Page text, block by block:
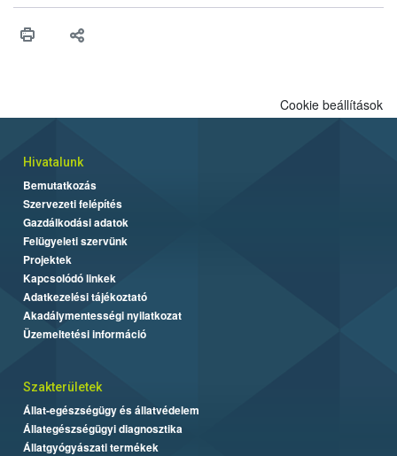
vonni az ebek viselkedésének megítélésében jártas szakértőt.
Cookie beállítások
Hivatalunk
Bemutatkozás
Szervezeti felépítés
Gazdálkodási adatok
Felügyeleti szervünk
Projektek
Kapcsolódó linkek
Adatkezelési tájékoztató
Akadálymentességi nyilatkozat
Üzemeltetési információ
Szakterületek
Állat-egészségügy és állatvédelem
Állategészségügyi diagnosztika
Állatgyógyászati termékek